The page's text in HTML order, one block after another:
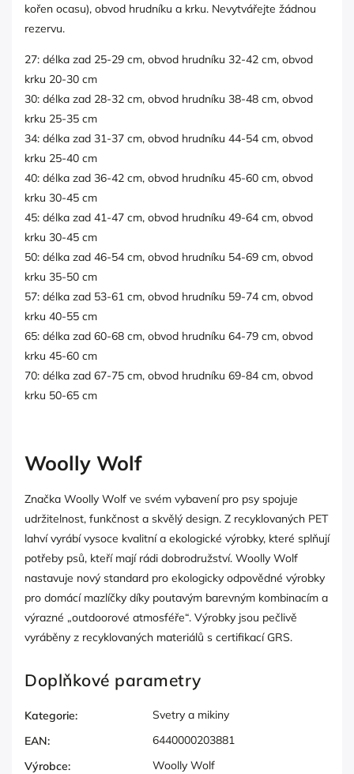
kořen ocasu), obvod hrudníku a krku. Nevytvářejte žádnou
rezervu.
27: délka zad 25-29 cm, obvod hrudníku 32-42 cm, obvod
krku 20-30 cm
30: délka zad 28-32 cm, obvod hrudníku 38-48 cm, obvod
krku 25-35 cm
34: délka zad 31-37 cm, obvod hrudníku 44-54 cm, obvod
krku 25-40 cm
40: délka zad 36-42 cm, obvod hrudníku 45-60 cm, obvod
krku 30-45 cm
45: délka zad 41-47 cm, obvod hrudníku 49-64 cm, obvod
krku 30-45 cm
50: délka zad 46-54 cm, obvod hrudníku 54-69 cm, obvod
krku 35-50 cm
57: délka zad 53-61 cm, obvod hrudníku 59-74 cm, obvod
krku 40-55 cm
65: délka zad 60-68 cm, obvod hrudníku 64-79 cm, obvod
krku 45-60 cm
70: délka zad 67-75 cm, obvod hrudníku 69-84 cm, obvod
krku 50-65 cm
Woolly Wolf
Značka Woolly Wolf ve svém vybavení pro psy spojuje
udržitelnost, funkčnost a skvělý design. Z recyklovaných PET
lahví vyrábí vysoce kvalitní a ekologické výrobky, které splňují
potřeby psů, kteří mají rádi dobrodružství. Woolly Wolf
nastavuje nový standard pro ekologicky odpovědné výrobky
pro domácí mazlíčky díky poutavým barevným kombinacím a
výrazné „outdoorové atmosféře“. Výrobky jsou pečlivě
vyráběny z recyklovaných materiálů s certifikací GRS.
Doplňkové parametry
Kategorie:
Svetry a mikiny
EAN:
6440000203881
Výrobce: Woolly Wolf